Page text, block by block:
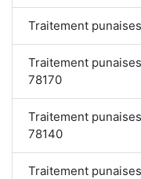
Traitement
Traitement
78170
Traitement
78140
Traitement